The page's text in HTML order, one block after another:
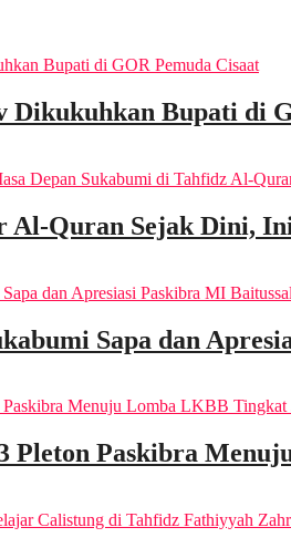
Dikukuhkan Bupati di
Al-Quran Sejak Dini,
Sapa dan
Pleton Paskibra